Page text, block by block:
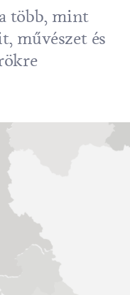
több, mint
művészet és